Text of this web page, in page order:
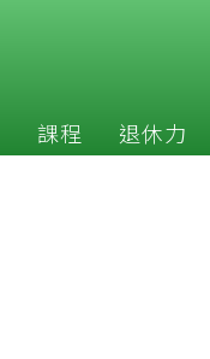
課程 退休力